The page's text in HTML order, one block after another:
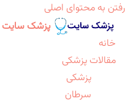
رفتن به محتوای اصلی
پزشک سایت
خانه
مقالات پزشکی
پزشکی
سرطان